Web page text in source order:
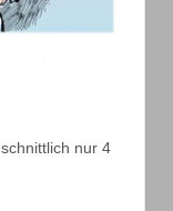
nur 4